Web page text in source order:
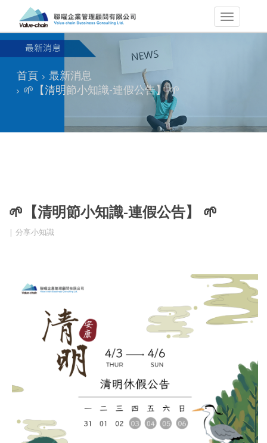
首頁
最新消息
🌱【清明節小知識-連假公告】 🌱
🌱【清明節小知識-連假公告】 🌱
分享小知識